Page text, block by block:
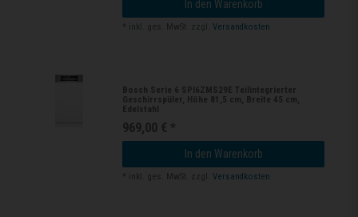
In den Warenkorb
* inkl. ges. MwSt. zzgl.Versandkosten
Bosch Serie 6 SPI6ZMS29E Teilintegrierter
Geschirrspüler, Höhe 81,5 cm, Breite 45 cm,
Edelstahl
969,00 € *
In den Warenkorb
* inkl. ges. MwSt. zzgl.Versandkosten